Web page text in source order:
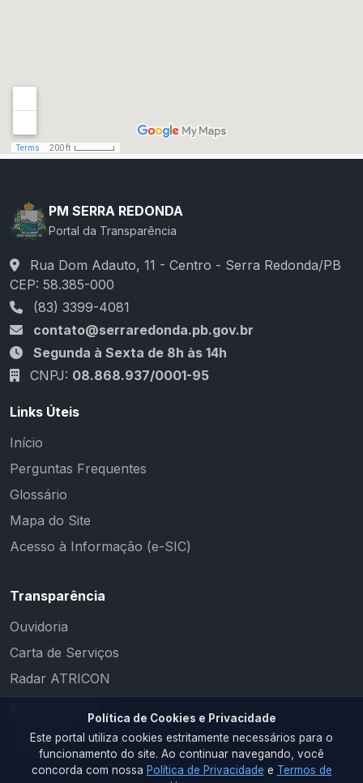
PM SERRA REDONDA
Portal da Transparência
Rua Dom Adauto, 11 - Centro - Serra Redonda/PB
CEP: 58.385-000
(83) 3399-4081
contato@serraredonda.pb.gov.br
Segunda à Sexta de 8h às 14h
CNPJ: 08.868.937/0001-95
Links Úteis
Início
Perguntas Frequentes
Glossário
Mapa do Site
Acesso à Informação (e-SIC)
Transparência
Ouvidoria
Carta de Serviços
Radar ATRICON
Política de Cookies e Privacidade
Este portal utiliza cookies estritamente necessários para o
funcionamento do site. Ao continuar navegando, você
concorda com nossa Política de Privacidade e Termos de